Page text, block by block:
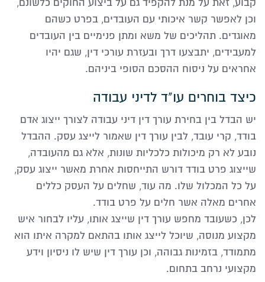
קבוע, זאת על מנת להקפיד גם על ביצוע החוקים כלשונם,
וכן לאפשר קשר איכותי עם העובדים, בפרט כשהם
מאוגדים. תהליכים של משא ומתן פנימיים בין העובדים
למעבידים, יתבצעו דרך ובעזרת עורכי דין, שגם יהיו
אחראים על ניסוח ההסכם הסופי ביניהם.
כיצד בוחרים עו"ד לדיני עבודה
יש הבדל בין בחירת עורך דין דיני עבודה לצורך ייצוג אדם
בודד, קרי עובד, לבין עורך דין שאמור לייצג עסק. ההבדל
נובע לא רק מיכולות כלכליות שונות, אלא גם מהעובדה,
שייצוג פרט בודד דורש התייחסות אחרת מאשר ייצוג עסק,
על כל המכלול שלו. מה עוד, שחלים על העסק כללים
אחרים מאלה אשר חלים על פרט בודד.
לכן, כשעובד מחפש עורך דין שייצג אותו, עליו לבחור איש
מקצוע מנוסה, שיוכל לייצג אותו בהתאם למקרה איתו הוא
מתמודד, בזמינות גבוהה, וכן עורך דין שיש לו ניסיון וידע
מקצועי נרחב בתחום.